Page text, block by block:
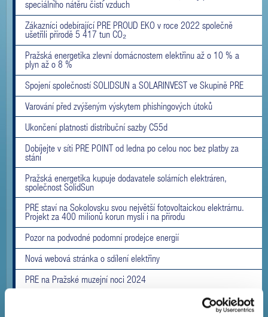
speciálního nátěru čistí vzduch
Zákazníci odebírající PRE PROUD EKO v roce 2022 společně
ušetřili přírodě 5 417 tun CO₂
Pražská energetika zlevní domácnostem elektřinu až o 10 % a
plyn až o 8 %
Spojení společností SOLIDSUN a SOLARINVEST ve Skupině PRE
Varování před zvýšeným výskytem phishingových útoků
Ukončení platnosti distribuční sazby C55d
Dobíjejte v síti PRE POINT od ledna po celou noc bez platby za
stání
Pražská energetika kupuje dodavatele solárních elektráren,
společnost SolidSun
PRE staví na Sokolovsku svou největší fotovoltaickou elektrárnu.
Projekt za 400 milionů korun myslí i na přírodu
Pozor na podvodné podomní prodejce energií
Nová webová stránka o sdílení elektřiny
PRE na Pražské muzejní noci 2024
Zájem o veřejné dobíjení elektromobilů stále roste. Spotřeba na
stanicích PRE POINT meziročně vzrostla o téměř 50 %